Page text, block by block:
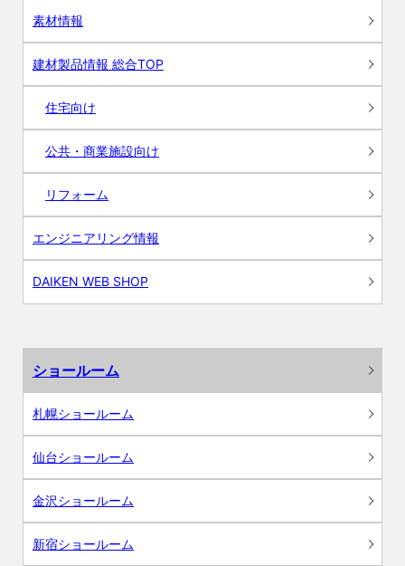
素材情報
建材製品情報 総合TOP
住宅向け
公共・商業施設向け
リフォーム
エンジニアリング情報
DAIKEN WEB SHOP
ショールーム
札幌ショールーム
仙台ショールーム
金沢ショールーム
新宿ショールーム